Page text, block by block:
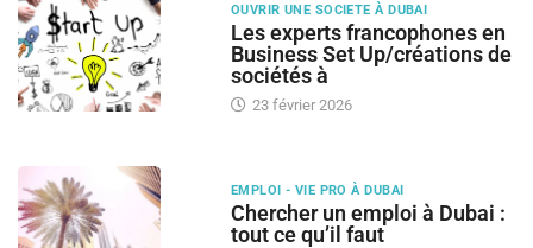
OUVRIR UNE SOCIETE À DUBAI
Les experts francophones en
Business Set Up/créations de
sociétés à
23 février 2026
EMPLOI - VIE PRO À DUBAI
Chercher un emploi à Dubai :
tout ce qu’il faut